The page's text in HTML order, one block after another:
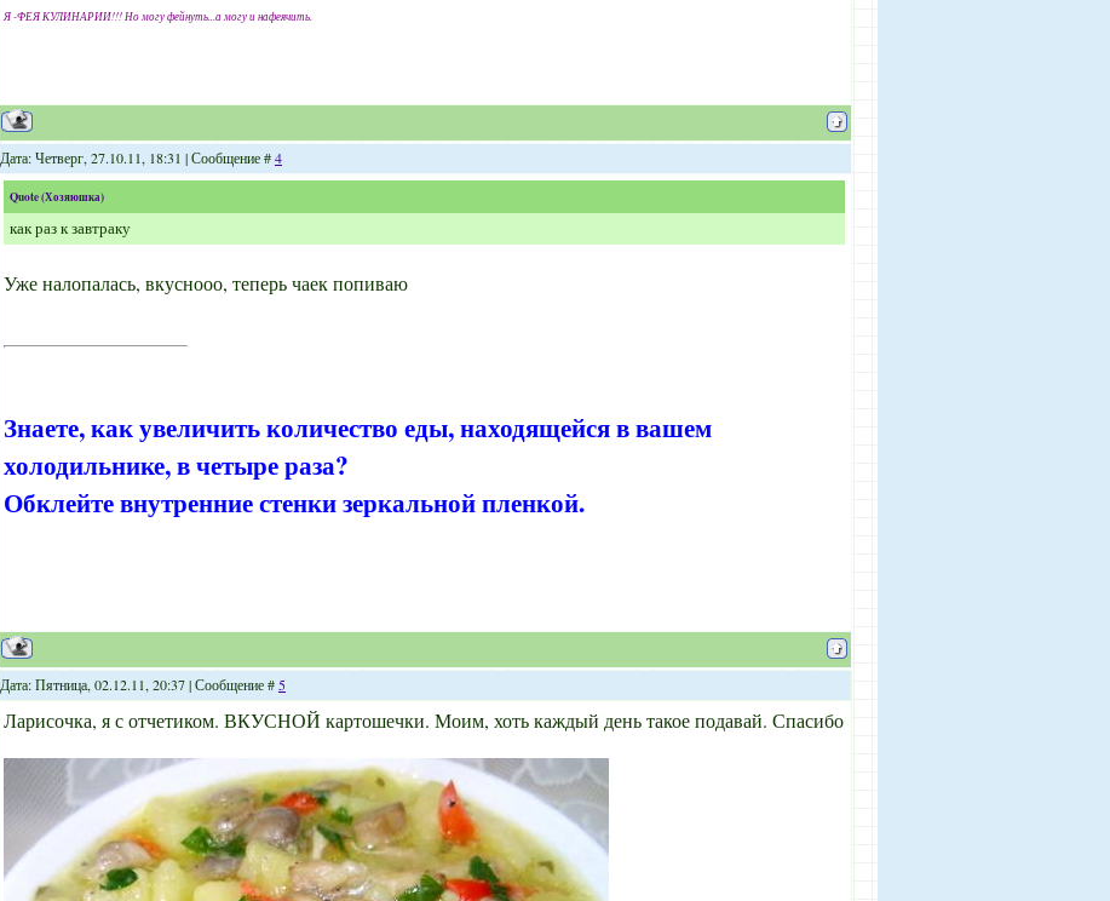
Я -ФЕЯ КУЛИНАРИИ!!! Но могу фейнуть...а могу и нафеячить.
Дата: Четверг, 27.10.11, 18:31 | Сообщение #4
Quote(Хозяюшка)
как раз к завтраку
Уже налопалась, вкуснооо, теперь чаек попиваю
Знаете, как увеличить количество еды, находящейся в вашем
холодильнике, в четыре раза?
Обклейте внутренние стенки зеркальной пленкой.
Дата: Пятница, 02.12.11, 20:37 | Сообщение # 5
Ларисочка, я с отчетиком. ВКУСНОЙ картошечки. Моим, хоть каждый день такое подавай. Спасибо